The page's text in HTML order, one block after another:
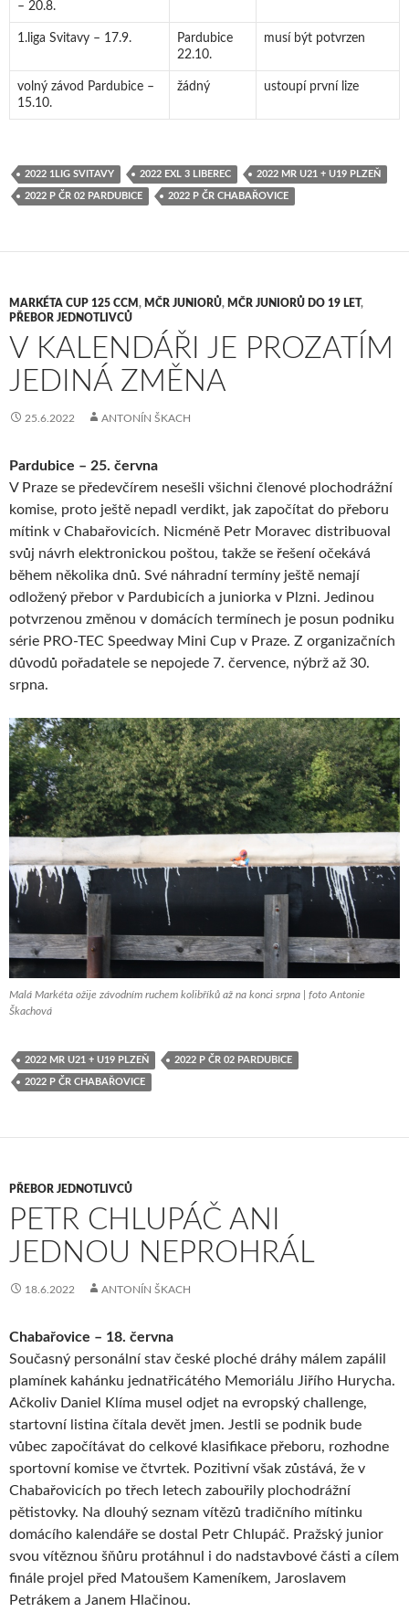
– 20.8.
1.liga Svitavy – 17.9.
Pardubice
22.10.
musí být potvrzen
volný závod Pardubice –
15.10.
žádný ustoupí první lize
2022 1LIG SVITAVY 2022 EXL 3 LIBEREC 2022 MR U21 + U19 PLZEŇ
2022 P ČR 02 PARDUBICE 2022 P ČR CHABAŘOVICE
MARKÉTA CUP 125 CCM , MČR JUNIORŮ, MČR JUNIORŮ DO 19 LET,
PŘEBOR JEDNOTLIVCŮ
V KALENDÁŘI JE PROZATÍM
JEDINÁ ZMĚNA
25.6.2022 ANTONÍN ŠKACH
Pardubice – 25. června
V Praze se předevčírem nesešli všichni členové plochodrážní
komise, proto ještě nepadl verdikt, jak započítat do přeboru
mítink v Chabařovicích. Nicméně Petr Moravec distribuoval
svůj návrh elektronickou poštou, takže se řešení očekává
během několika dnů. Své náhradní termíny ještě nemají
odložený přebor v Pardubicích a juniorka v Plzni. Jedinou
potvrzenou změnou v domácích termínech je posun podniku
série PRO-TEC Speedway Mini Cup v Praze. Z organizačních
důvodů pořadatele se nepojede 7. července, nýbrž až 30.
srpna.
Malá Markéta ožije závodním ruchem kolibříků až na konci srpna | foto Antonie
Škachová
2022 MR U21 + U19 PLZEŇ 2022 P ČR 02 PARDUBICE
2022 P ČR CHABAŘOVICE
PŘEBOR JEDNOTLIVCŮ
PETR CHLUPÁČ ANI
JEDNOU NEPROHRÁL
18.6.2022 ANTONÍN ŠKACH
Chabařovice – 18. června
Současný personální stav české ploché dráhy málem zapálil
plamínek kahánku jednatřicátého Memoriálu Jiřího Hurycha.
Ačkoliv Daniel Klíma musel odjet na evropský challenge,
startovní listina čítala devět jmen. Jestli se podnik bude
vůbec započítávat do celkové klasifikace přeboru, rozhodne
sportovní komise ve čtvrtek. Pozitivní však zůstává, že v
Chabařovicích po třech letech zabouřily plochodrážní
pětistovky. Na dlouhý seznam vítězů tradičního mítinku
domácího kalendáře se dostal Petr Chlupáč. Pražský junior
svou vítěznou šňůru protáhnul i do nadstavbové části a cílem
finále projel před Matoušem Kameníkem, Jaroslavem
Petrákem a Janem Hlačinou.